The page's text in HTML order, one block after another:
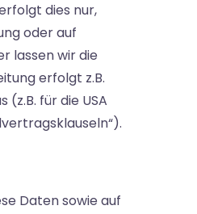
dies nur,
oder auf
lassen wir die
erfolgt z.B.
für die USA
Daten sowie auf